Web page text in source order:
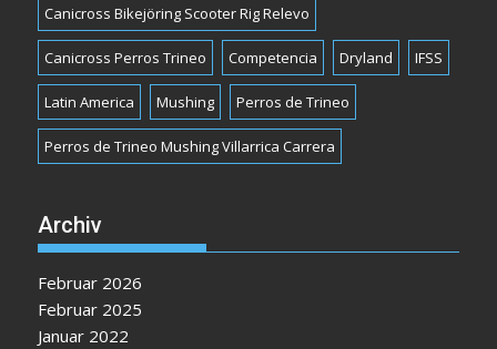
Canicross Bikejöring Scooter Rig Relevo
Canicross Perros Trineo Competencia Dryland IFSS
Latin America Mushing Perros de Trineo
Perros de Trineo Mushing Villarrica Carrera
Archiv
Februar 2026
Februar 2025
Januar 2022